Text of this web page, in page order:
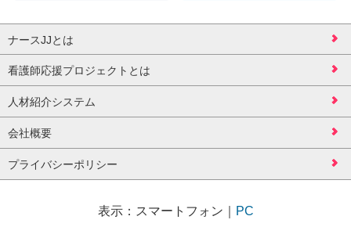
ナースJJとは
看護師応援プロジェクトとは
人材紹介システム
会社概要
プライバシーポリシー
表示： スマートフォン PC